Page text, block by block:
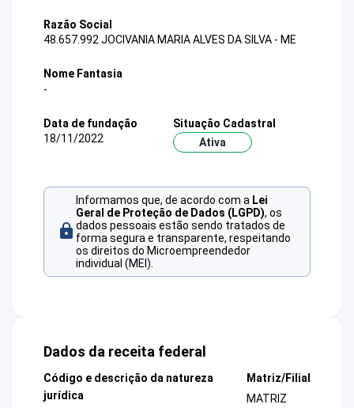
Razão Social
48.657.992 JOCIVANIA MARIA ALVES DA SILVA - ME
Nome Fantasia
-
Data de fundação
18/11/2022
Situação Cadastral
Ativa
Informamos que, de acordo com a Lei
Geral de Proteção de Dados (LGPD), os
dados pessoais estão sendo tratados de
forma segura e transparente, respeitando
os direitos do Microempreendedor
individual (MEI).
Dados da receita federal
Código e descrição da natureza
jurídica
Matriz/Filial
MATRIZ